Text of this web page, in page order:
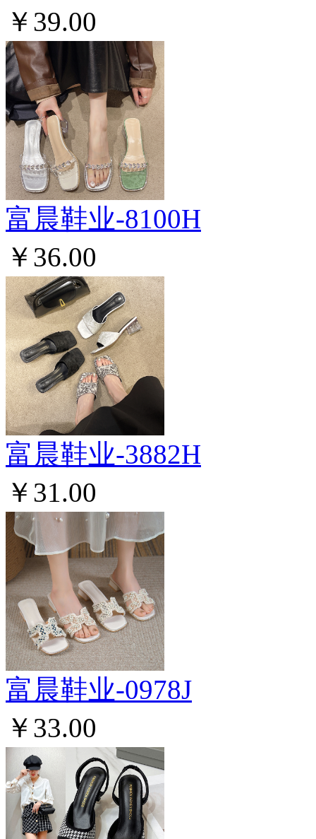
￥39.00
富晨鞋业-8100H
￥36.00
富晨鞋业-3882H
￥31.00
富晨鞋业-0978J
￥33.00